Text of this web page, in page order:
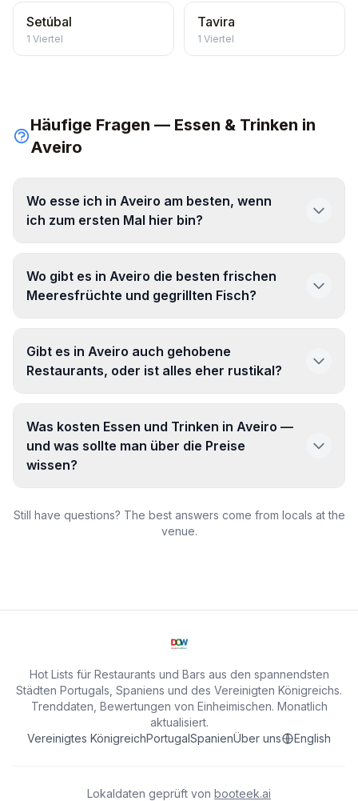
Setúbal
1 Viertel
Tavira
1 Viertel
Häufige Fragen — Essen & Trinken in
Aveiro
Wo esse ich in Aveiro am besten, wenn
ich zum ersten Mal hier bin?
Wo gibt es in Aveiro die besten frischen
Meeresfrüchte und gegrillten Fisch?
Gibt es in Aveiro auch gehobene
Restaurants, oder ist alles eher rustikal?
Was kosten Essen und Trinken in Aveiro —
und was sollte man über die Preise
wissen?
Still have questions? The best answers come from locals at the
venue.
Hot Lists für Restaurants und Bars aus den spannendsten
Städten Portugals, Spaniens und des Vereinigten Königreichs.
Trenddaten, Bewertungen von Einheimischen. Monatlich
aktualisiert.
Vereinigtes KönigreichPortugalSpanienÜber uns English
Lokaldaten geprüft von booteek.ai